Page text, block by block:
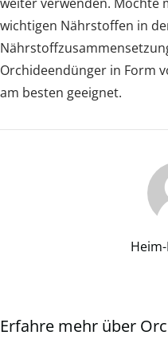
wichtigen Nährstoffen in
Orchideendünger in Form
am besten geeignet.
Erfahre mehr über